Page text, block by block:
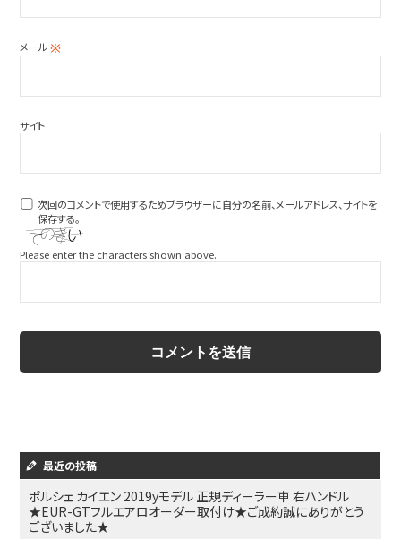
メール※
サイト
次回のコメントで使用するためブラウザーに自分の名前、メールアドレス、サイトを
保存する。
Please enter the characters shown above.
最近の投稿
ポルシェ カイエン 2019yモデル 正規ディーラー車 右ハンドル
★EUR-GTフルエアロオーダー取付け★ご成約誠にありがとう
ございました★